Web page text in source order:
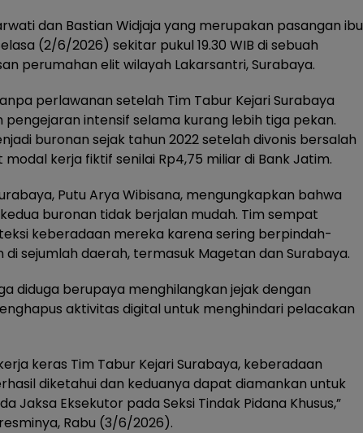
dan Bastian Widjaja yang merupakan pasangan ibu
(2/6/2026) sekitar pukul 19.30 WIB di sebuah
perumahan elit wilayah Lakarsantri, Surabaya.
perlawanan setelah Tim Tabur Kejari Surabaya
intensif selama kurang lebih tiga pekan.
buronan sejak tahun 2022 setelah divonis bersalah
kerja fiktif senilai Rp4,75 miliar di Bank Jatim.
Putu Arya Wibisana, mengungkapkan bahwa
buronan tidak berjalan mudah. Tim sempat
keberadaan mereka karena sering berpindah-
sejumlah daerah, termasuk Magetan dan Surabaya.
diduga berupaya menghilangkan jejak dengan
aktivitas digital untuk menghindari pelacakan
keras Tim Tabur Kejari Surabaya, keberadaan
diketahui dan keduanya dapat diamankan untuk
Jaksa Eksekutor pada Seksi Tindak Pidana Khusus,”
Rabu (3/6/2026).